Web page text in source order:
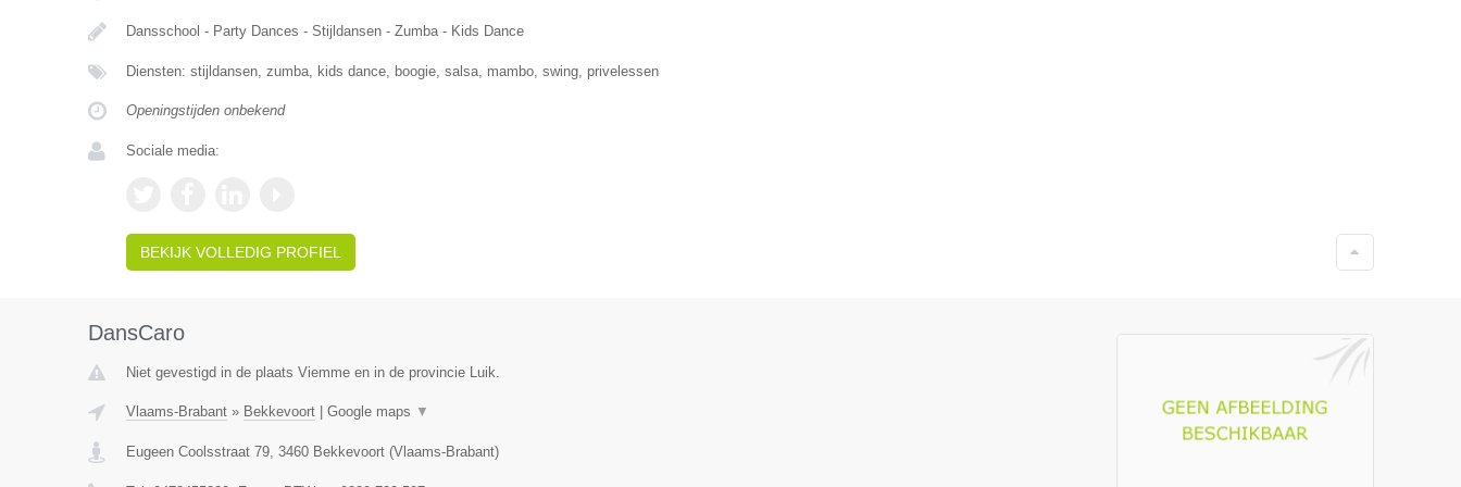
Dansschool - Party Dances - Stijldansen - Zumba - Kids Dance
Diensten: stijldansen, zumba, kids dance, boogie, salsa, mambo, swing, privelessen
Openingstijden onbekend
Sociale media:
BEKIJK VOLLEDIG PROFIEL
DansCaro
Niet gevestigd in de plaats Viemme en in de provincie Luik.
Vlaams-Brabant» Bekkevoort| Google maps ▼
Eugeen Coolsstraat 79, 3460 Bekkevoort(Vlaams-Brabant)